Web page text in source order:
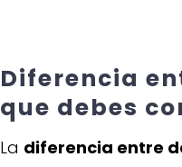
Diferencia
que debes
La diferencia entre